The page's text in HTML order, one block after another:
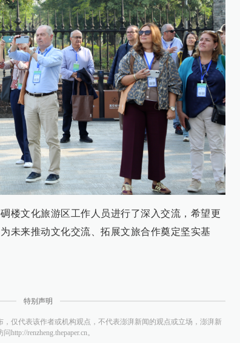
楼文化旅游区工作人员进行了深入交流，希望更
未来推动文化交流、拓展文旅合作奠定坚实基
特别声明
仅代表该作者或机构观点，不代表澎湃新闻的观点或立场，澎湃新
renzheng.thepaper.cn。